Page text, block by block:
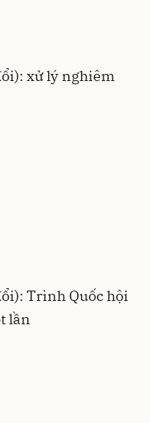
xử lý nghiêm
Trình Quốc hội
lần